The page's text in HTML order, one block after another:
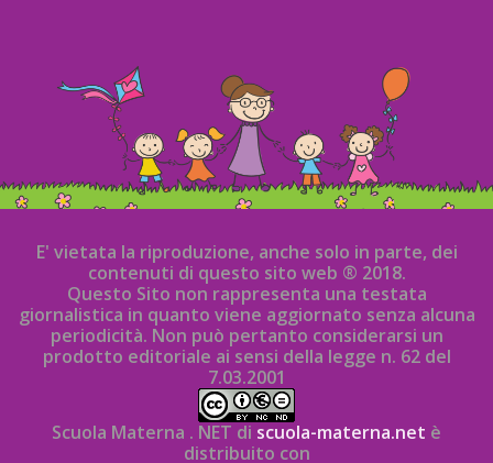
E' vietata la riproduzione, anche solo in parte, dei
contenuti di questo sito web ® 2018.
Questo Sito non rappresenta una testata
giornalistica in quanto viene aggiornato senza alcuna
periodicità. Non può pertanto considerarsi un
prodotto editoriale ai sensi della legge n. 62 del
7.03.2001
Scuola Materna . NET di scuola-materna.net è
distribuito con